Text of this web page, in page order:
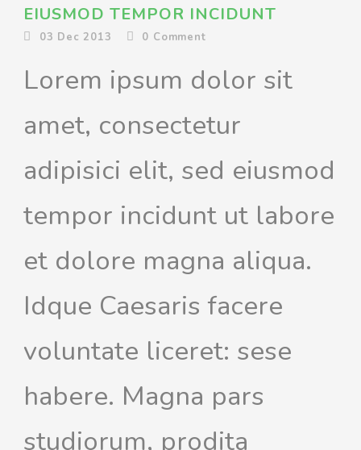
EIUSMOD TEMPOR INCIDUNT
03 Dec 2013 0 Comment
Lorem ipsum dolor sit
amet, consectetur
adipisici elit, sed eiusmod
tempor incidunt ut labore
et dolore magna aliqua.
Idque Caesaris facere
voluntate liceret: sese
habere. Magna pars
studiorum, prodita